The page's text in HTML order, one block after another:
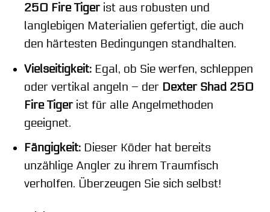
250 Fire Tigerist aus robusten und
langlebigen Materialien gefertigt, die auch
den härtesten Bedingungen standhalten.
Vielseitigkeit:Egal, ob Sie werfen, schleppen
oder vertikal angeln – der Dexter Shad 250
Fire Tigerist für alle Angelmethoden
geeignet.
Fängigkeit:Dieser Köder hat bereits
unzählige Angler zu ihrem Traumfisch
verholfen. Überzeugen Sie sich selbst!